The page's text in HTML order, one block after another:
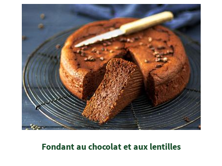
Fondant au chocolat et aux lentilles